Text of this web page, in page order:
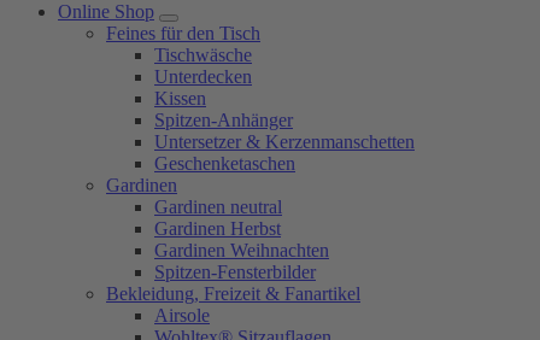
Online Shop
Feines für den Tisch
Tischwäsche
Unterdecken
Kissen
Spitzen-Anhänger
Untersetzer & Kerzenmanschetten
Geschenketaschen
Gardinen
Gardinen neutral
Gardinen Herbst
Gardinen Weihnachten
Spitzen-Fensterbilder
Bekleidung, Freizeit & Fanartikel
Airsole